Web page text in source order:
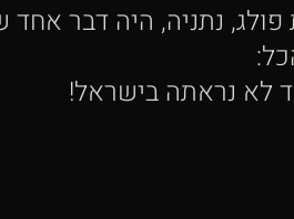
נתניה, היה דבר אחד
לא נראתה בישראל!